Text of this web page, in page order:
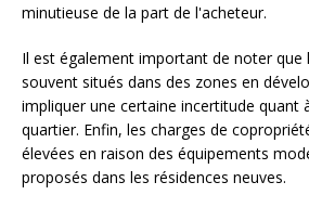
minutieuse de la part de l'acheteur.
Il est également important de noter que
souvent situés dans des zones en
impliquer une certaine incertitude quant
quartier. Enfin, les charges de
élevées en raison des équipements
proposés dans les résidences neuves.